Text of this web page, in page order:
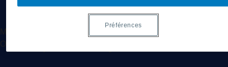
Otero
Professeur titulaire dans notre Département, notre
collègue Marcelo Otero nous a quittés subitement le
Préférences